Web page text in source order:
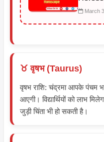
March
♉ वृषभ (Taurus)
वृषभ राशि: चंद्रमा आपके पंचम
आएगी। विद्यार्थियों को लाभ
जुड़ी चिंता भी हो सकती है।